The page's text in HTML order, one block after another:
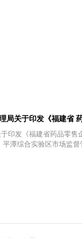
局关于印发《福建省
印发《福建省药品零售
潭综合实验区市场监督